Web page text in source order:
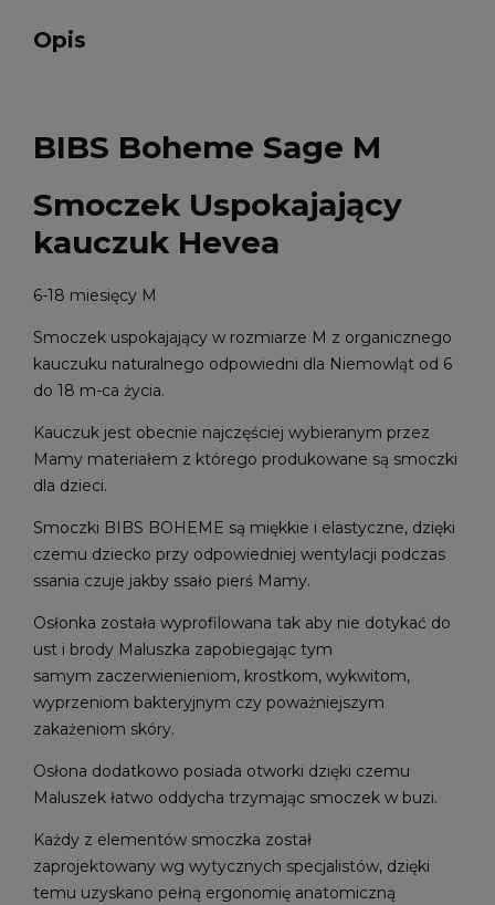
Opis
BIBS Boheme Sage M
Smoczek Uspokajający
kauczuk Hevea
6-18 miesięcy M
Smoczek uspokajający w rozmiarze M z organicznego
kauczuku naturalnego odpowiedni dla Niemowląt od 6
do 18 m-ca życia.
Kauczuk jest obecnie najczęściej wybieranym przez
Mamy materiałem z którego produkowane są smoczki
dla dzieci.
Smoczki BIBS BOHEME są miękkie i elastyczne, dzięki
czemu dziecko przy odpowiedniej wentylacji podczas
ssania czuje jakby ssało pierś Mamy.
Osłonka została wyprofilowana tak aby nie dotykać do
ust i brody Maluszka zapobiegając tym
samym zaczerwienieniom, krostkom, wykwitom,
wyprzeniom bakteryjnym czy poważniejszym
zakażeniom skóry.
Osłona dodatkowo posiada otworki dzięki czemu
Maluszek łatwo oddycha trzymając smoczek w buzi.
Każdy z elementów smoczka został
zaprojektowany wg wytycznych specjalistów, dzięki
temu uzyskano pełną ergonomię anatomiczną